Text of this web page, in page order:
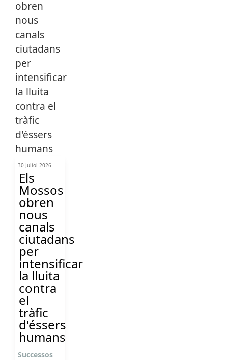
30 Juliol 2026
Els
Mossos
obren
nous
canals
ciutadans
per
intensificar
la lluita
contra
el
tràfic
d'éssers
humans
Successos